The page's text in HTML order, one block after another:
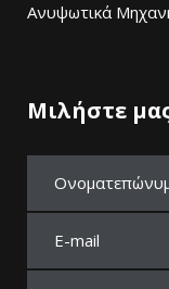
Ανυψωτικά
Μιλήστε